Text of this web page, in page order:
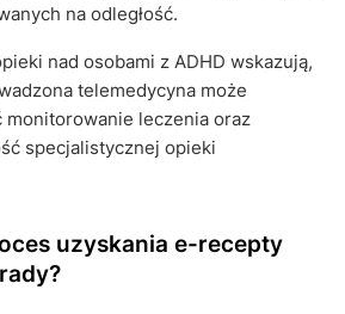
na odległość.
nad osobami z ADHD wskazują,
telemedycyna może
leczenia oraz
specjalistycznej opieki
uzyskania e-recepty